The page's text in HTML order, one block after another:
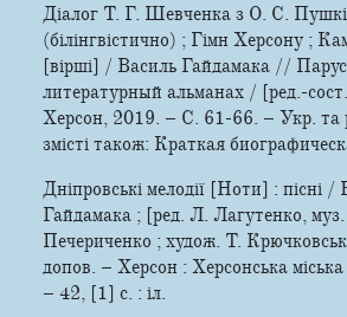
Діалог Т. Г. Шевченка з О. С.
(білінгвістично) ; Гімн Херсону ;
[вірші] / Василь Гайдамака //
литературный альманах / [ред.-
Херсон, 2019. – С. 61-66. – Укр. та
змісті також: Краткая
Дніпровські мелодії [Ноти] : пісні /
Гайдамака ; [ред. Л. Лагутенко,
Печериченко ; худож. Т.
допов. – Херсон : Херсонська
– 42, [1] с. : іл.